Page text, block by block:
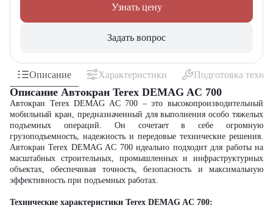
Узнать цену
Задать вопрос
Описание Характеристики Подготовка
Описание Автокран Terex DEMAG AC 700
Автокран Terex DEMAG AC 700 – это высокопроизводительный
мобильный кран, предназначенный для выполнения особо тяжелых
подъемных операций. Он сочетает в себе огромную
грузоподъемность, надежность и передовые технические решения.
Автокран Terex DEMAG AC 700 идеально подходит для работы на
масштабных строительных, промышленных и инфраструктурных
объектах, обеспечивая точность, безопасность и максимальную
эффективность при подъемных работах.
Технические характеристики Terex DEMAG AC 700: